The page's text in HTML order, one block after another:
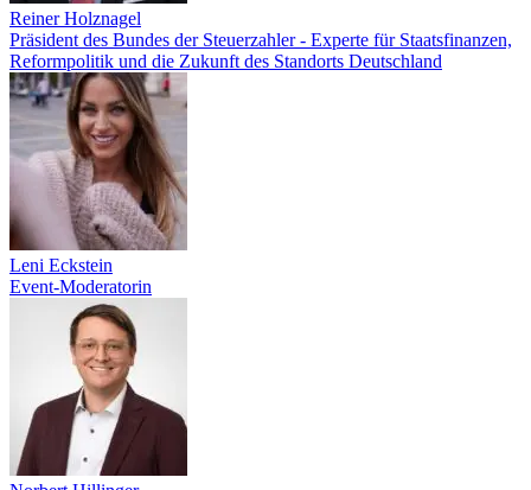
Reiner Holznagel
Präsident des Bundes der Steuerzahler - Experte für Staatsfinanzen,
Reformpolitik und die Zukunft des Standorts Deutschland
Leni Eckstein
Event-Moderatorin